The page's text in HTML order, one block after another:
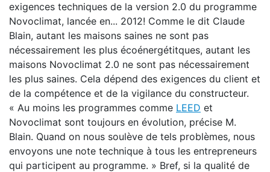
exigences techniques de la version 2.0 du programme
Novoclimat, lancée en... 2012! Comme le dit Claude
Blain, autant les maisons saines ne sont pas
nécessairement les plus écoénergétitques, autant les
maisons Novoclimat 2.0 ne sont pas nécessairement
les plus saines. Cela dépend des exigences du client et
de la compétence et de la vigilance du constructeur.
« Au moins les programmes comme LEED et
Novoclimat sont toujours en évolution, précise M.
Blain. Quand on nous soulève de tels problèmes, nous
envoyons une note technique à tous les entrepreneurs
qui participent au programme. » Bref, si la qualité de